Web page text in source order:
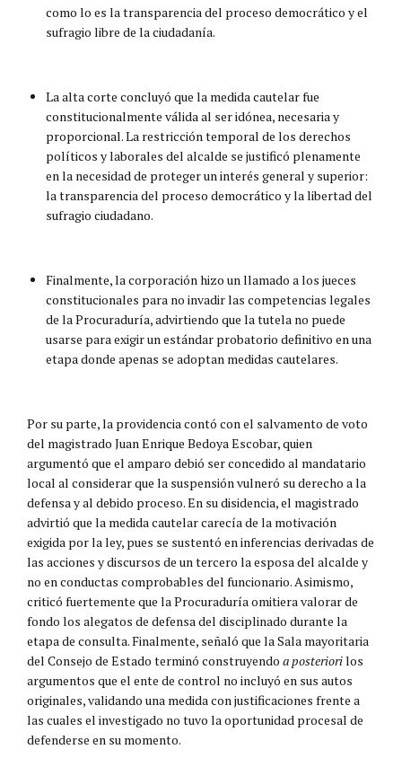
como lo es la transparencia del proceso democrático y el
sufragio libre de la ciudadanía.
La alta corte concluyó que la medida cautelar fue
constitucionalmente válida al ser idónea, necesaria y
proporcional. La restricción temporal de los derechos
políticos y laborales del alcalde se justificó plenamente
en la necesidad de proteger un interés general y superior:
la transparencia del proceso democrático y la libertad del
sufragio ciudadano.
Finalmente, la corporación hizo un llamado a los jueces
constitucionales para no invadir las competencias legales
de la Procuraduría, advirtiendo que la tutela no puede
usarse para exigir un estándar probatorio definitivo en una
etapa donde apenas se adoptan medidas cautelares.
Por su parte, la providencia contó con el salvamento de voto
del magistrado Juan Enrique Bedoya Escobar, quien
argumentó que el amparo debió ser concedido al mandatario
local al considerar que la suspensión vulneró su derecho a la
defensa y al debido proceso. En su disidencia, el magistrado
advirtió que la medida cautelar carecía de la motivación
exigida por la ley, pues se sustentó en inferencias derivadas de
las acciones y discursos de un tercero la esposa del alcalde y
no en conductas comprobables del funcionario. Asimismo,
criticó fuertemente que la Procuraduría omitiera valorar de
fondo los alegatos de defensa del disciplinado durante la
etapa de consulta. Finalmente, señaló que la Sala mayoritaria
del Consejo de Estado terminó construyendo a posteriorilos
argumentos que el ente de control no incluyó en sus autos
originales, validando una medida con justificaciones frente a
las cuales el investigado no tuvo la oportunidad procesal de
defenderse en su momento.